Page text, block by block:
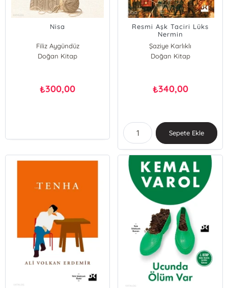
Nisa
Filiz Aygündüz
Doğan Kitap
₺300,00
Resmi Aşk Taciri Lüks
Nermin
Şaziye Karlıklı
Doğan Kitap
₺340,00
Sepete Ekle